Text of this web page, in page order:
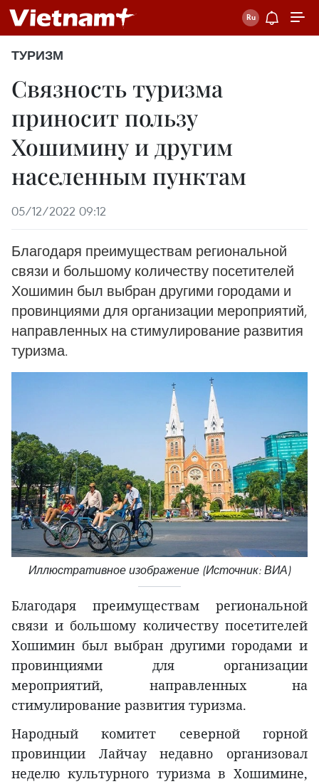
ТУРИЗМ
Связность туризма
приносит пользу
Хошимину и другим
населенным пунктам
05/12/2022 09:12
Благодаря преимуществам региональной
связи и большому количеству посетителей
Хошимин был выбран другими городами и
провинциями для организации мероприятий,
направленных на стимулирование развития
туризма.
Иллюстративное изображение (Источник: ВИА)
Благодаря преимуществам региональной
связи и большому количеству посетителей
Хошимин был выбран другими городами и
провинциями для организации
мероприятий, направленных на
стимулирование развития туризма.
Народный комитет северной горной
провинции Лайчау недавно организовал
неделю культурного туризма в Хошимине,